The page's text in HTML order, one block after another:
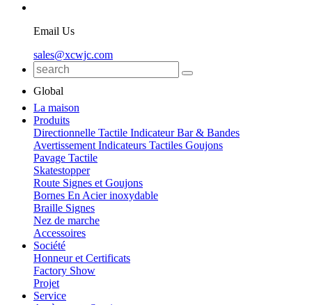
Email Us
sales@xcwjc.com
Global
La maison
Produits
Directionnelle Tactile Indicateur Bar & Bandes
Avertissement Indicateurs Tactiles Goujons
Pavage Tactile
Skatestopper
Route Signes et Goujons
Bornes En Acier inoxydable
Braille Signes
Nez de marche
Accessoires
Société
Honneur et Certificats
Factory Show
Projet
Service